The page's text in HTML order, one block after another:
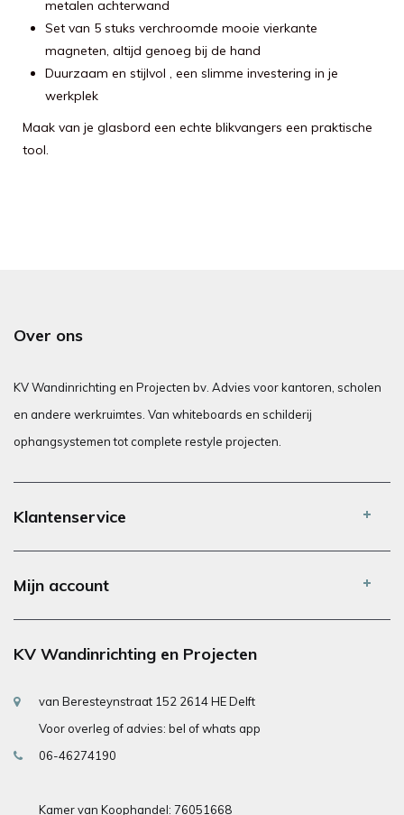
metalen achterwand
Set van 5 stuks verchroomde mooie vierkante
magneten, altijd genoeg bij de hand
Duurzaam en stijlvol , een slimme investering in je
werkplek
Maak van je glasbord een echte blikvangers een praktische
tool.
Over ons
KV Wandinrichting en Projecten bv. Advies voor kantoren, scholen
en andere werkruimtes. Van whiteboards en schilderij
ophangsystemen tot complete restyle projecten.
Klantenservice
Mijn account
KV Wandinrichting en Projecten
van Beresteynstraat 152 2614 HE Delft
Voor overleg of advies: bel of whats app
06-46274190
Kamer van Koophandel: 76051668